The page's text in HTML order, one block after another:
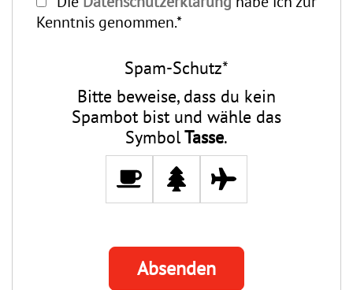
Kenntnis genommen.*
Spam-Schutz*
Bitte beweise, dass du kein
Spambot bist und wähle das
SymbolTasse.